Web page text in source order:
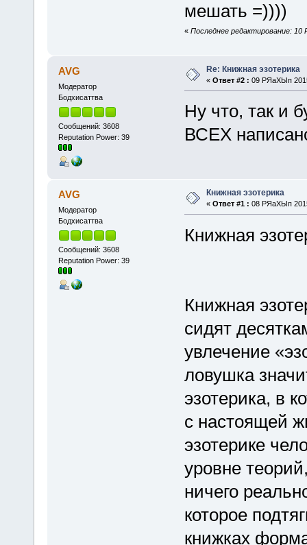
мешать =))))
« Последнее редактирование:
AVG
Модератор
Бодхисаттва
Сообщений: 3608
Reputation Power: 39
Re: Книжная эзотерика
« Ответ #2 : 09 РЯаХЫп
Ну что, так и
ВСЕХ
AVG
Модератор
Бодхисаттва
Сообщений: 3608
Reputation Power: 39
Книжная эзотерика
« Ответ #1 : 08 РЯаХЫп
Книжная
Книжная
сидят
увлечение
ловушка
эзотерика, в
с настоящей
эзотерике
уровне
ничего
которое
книжках